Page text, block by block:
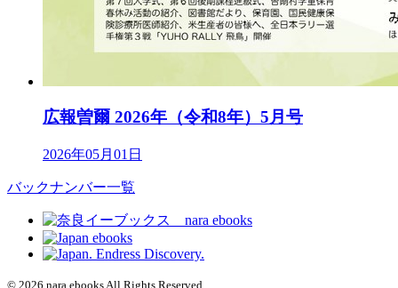
広報曽爾 2026年（令和8年）5月号
2026年05月01日
バックナンバー一覧
© 2026 nara ebooks All Rights Reserved.